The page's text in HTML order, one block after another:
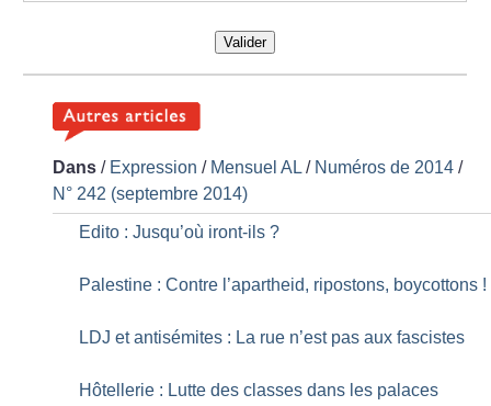
Valider
Dans / Expression / Mensuel AL / Numéros de 2014 /
N° 242 (septembre 2014)
Edito : Jusqu’où iront-ils ?
Palestine : Contre l’apartheid, ripostons, boycottons !
LDJ et antisémites : La rue n’est pas aux fascistes
Hôtellerie : Lutte des classes dans les palaces